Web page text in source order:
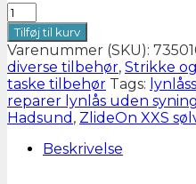
zlideon
sølv
xs
antal
Tilføj til kurv
Varenummer (SKU):
diverse tilbehør, Strikke
taske tilbehør Tags:
reparer lynlås uden syning
Hadsund , ZlideOn XXS
Beskrivelse